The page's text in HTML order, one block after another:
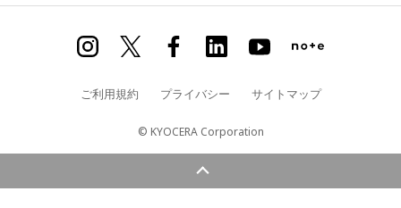
ご利用規約 プライバシー サイトマップ
© KYOCERA Corporation